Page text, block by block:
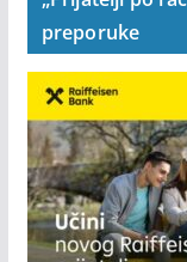
„Prijatelji po
preporuke